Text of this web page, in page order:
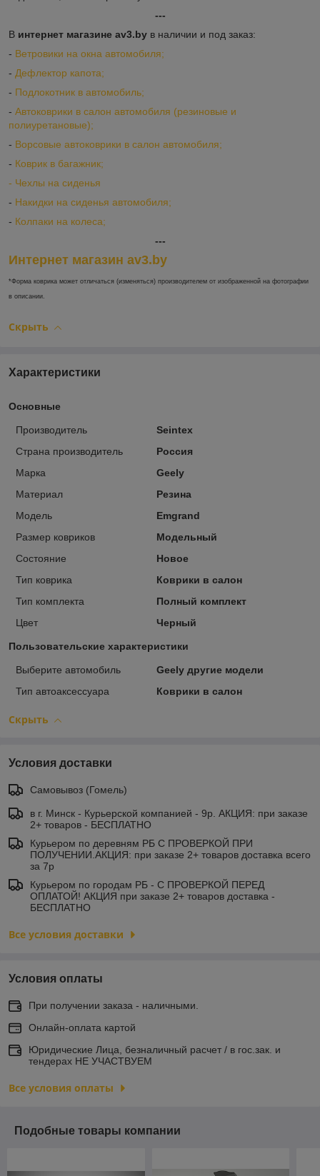
---
В интернет магазине av3.by в наличии и под заказ:
- Ветровики на окна автомобиля;
- Дефлектор капота;
- Подлокотник в автомобиль;
- Автоковрики в салон автомобиля (резиновые и
полиуретановые);
- Ворсовые автоковрики в салон автомобиля;
- Коврик в багажник;
- Чехлы на сиденья
- Накидки на сиденья автомобиля;
- Колпаки на колеса;
---
Интернет магазин av3.by
*Форма коврика может отличаться (изменяться) производителем от изображенной на фотографии
в описании.
Скрыть
Характеристики
Основные
Производитель
Seintex
Страна производитель
Россия
Марка
Geely
Материал
Резина
Модель
Emgrand
Размер ковриков
Модельный
Состояние
Новое
Тип коврика
Коврики в салон
Тип комплекта
Полный комплект
Цвет
Черный
Пользовательские характеристики
Выберите автомобиль
Geely другие модели
Тип автоаксессуара
Коврики в салон
Скрыть
Условия доставки
Самовывоз (Гомель)
в г. Минск - Курьерской компанией - 9р. АКЦИЯ: при заказе
2+ товаров - БЕСПЛАТНО
Курьером по деревням РБ С ПРОВЕРКОЙ ПРИ
ПОЛУЧЕНИИ.АКЦИЯ: при заказе 2+ товаров доставка всего
за 7р
Курьером по городам РБ - С ПРОВЕРКОЙ ПЕРЕД
ОПЛАТОЙ! АКЦИЯ при заказе 2+ товаров доставка -
БЕСПЛАТНО
Все условия доставки
Условия оплаты
При получении заказа - наличными.
Онлайн-оплата картой
Юридические Лица, безналичный расчет / в гос.зак. и
тендерах НЕ УЧАСТВУЕМ
Все условия оплаты
Подобные товары компании